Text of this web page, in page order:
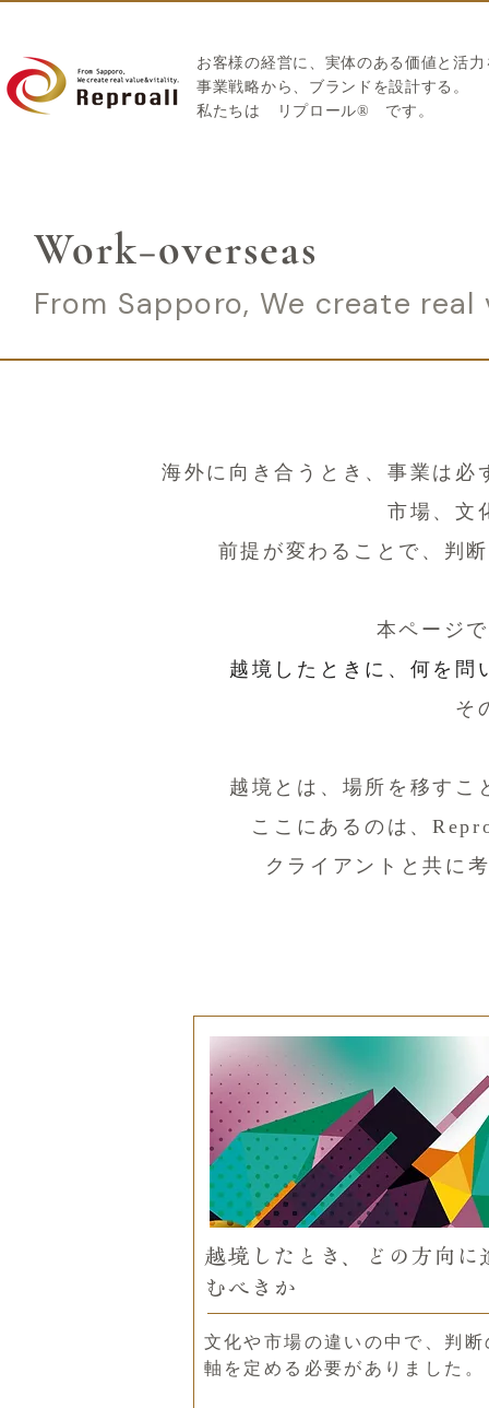
お客様の経営に、実体のある価値と活
​事業戦略から、ブランドを設計する。
私たちは
リプロール® です。
Work−overseas
From Sapporo, We create
海外に向き合うとき、事業は
市場、文
前提が変わることで、判
本ページ
越境したときに、何を問
そ
越境とは、場所を移すこ
ここにあるのは、
クライアントと共に
越境したとき、どの方向に
むべきか
文化や市場の違いの中で、判断
軸を定める必要がありました。